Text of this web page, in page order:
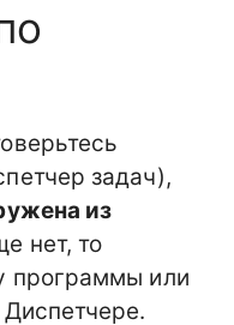
задач),
из
нет, то
программы или